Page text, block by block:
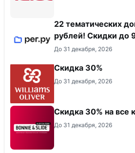
22 тематических
рублей! Скидки до
До 31 декабря, 2026
Скидка 30%
До 31 декабря, 2026
Скидка 30% на все
До 31 декабря, 2026